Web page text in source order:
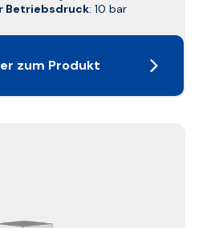
Betriebsdruck: 10 bar
zum Produkt